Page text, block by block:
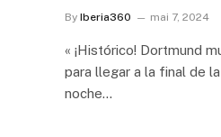
By Iberia360 mai 7, 2024
« ¡Histórico! Dortmund
para llegar a la final de
noche…